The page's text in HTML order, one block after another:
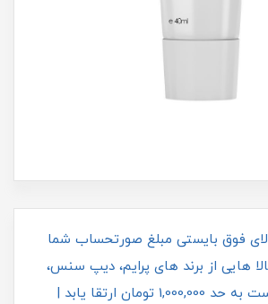
فوق بایستی مبلغ صورتحساب شما
هایی از برند های پرایم، دیپ سنس،
ارتقا یابد |